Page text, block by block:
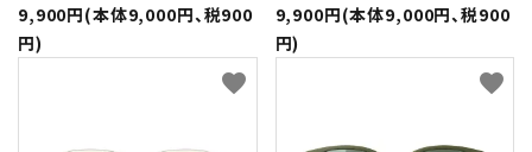
9,900円(本体9,000円、税900
円)
9,900円(本体9,000円、税900
円)
favorite favorite